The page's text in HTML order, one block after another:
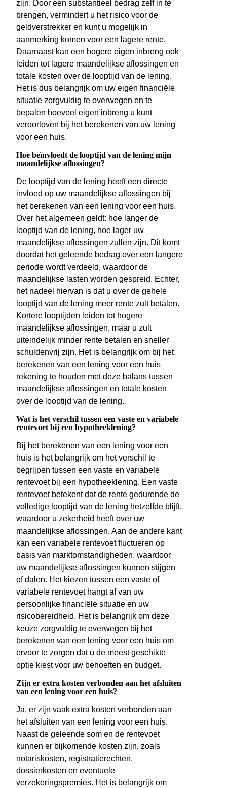
zijn. Door een substantieel bedrag zelf in te
brengen, vermindert u het risico voor de
geldverstrekker en kunt u mogelijk in
aanmerking komen voor een lagere rente.
Daarnaast kan een hogere eigen inbreng ook
leiden tot lagere maandelijkse aflossingen en
totale kosten over de looptijd van de lening.
Het is dus belangrijk om uw eigen financiële
situatie zorgvuldig te overwegen en te
bepalen hoeveel eigen inbreng u kunt
veroorloven bij het berekenen van uw lening
voor een huis.
Hoe beïnvloedt de looptijd van de lening mijn
maandelijkse aflossingen?
De looptijd van de lening heeft een directe
invloed op uw maandelijkse aflossingen bij
het berekenen van een lening voor een huis.
Over het algemeen geldt: hoe langer de
looptijd van de lening, hoe lager uw
maandelijkse aflossingen zullen zijn. Dit komt
doordat het geleende bedrag over een langere
periode wordt verdeeld, waardoor de
maandelijkse lasten worden gespreid. Echter,
het nadeel hiervan is dat u over de gehele
looptijd van de lening meer rente zult betalen.
Kortere looptijden leiden tot hogere
maandelijkse aflossingen, maar u zult
uiteindelijk minder rente betalen en sneller
schuldenvrij zijn. Het is belangrijk om bij het
berekenen van een lening voor een huis
rekening te houden met deze balans tussen
maandelijkse aflossingen en totale kosten
over de looptijd van de lening.
Wat is het verschil tussen een vaste en variabele
rentevoet bij een hypotheeklening?
Bij het berekenen van een lening voor een
huis is het belangrijk om het verschil te
begrijpen tussen een vaste en variabele
rentevoet bij een hypotheeklening. Een vaste
rentevoet betekent dat de rente gedurende de
volledige looptijd van de lening hetzelfde blijft,
waardoor u zekerheid heeft over uw
maandelijkse aflossingen. Aan de andere kant
kan een variabele rentevoet fluctueren op
basis van marktomstandigheden, waardoor
uw maandelijkse aflossingen kunnen stijgen
of dalen. Het kiezen tussen een vaste of
variabele rentevoet hangt af van uw
persoonlijke financiële situatie en uw
risicobereidheid. Het is belangrijk om deze
keuze zorgvuldig te overwegen bij het
berekenen van een lening voor een huis om
ervoor te zorgen dat u de meest geschikte
optie kiest voor uw behoeften en budget.
Zijn er extra kosten verbonden aan het afsluiten
van een lening voor een huis?
Ja, er zijn vaak extra kosten verbonden aan
het afsluiten van een lening voor een huis.
Naast de geleende som en de rentevoet
kunnen er bijkomende kosten zijn, zoals
notariskosten, registratierechten,
dossierkosten en eventuele
verzekeringspremies. Het is belangrijk om